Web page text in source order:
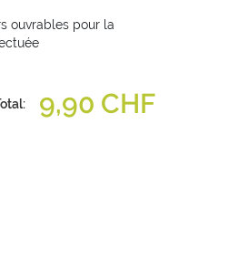
ouvrables pour la
9,90 CHF